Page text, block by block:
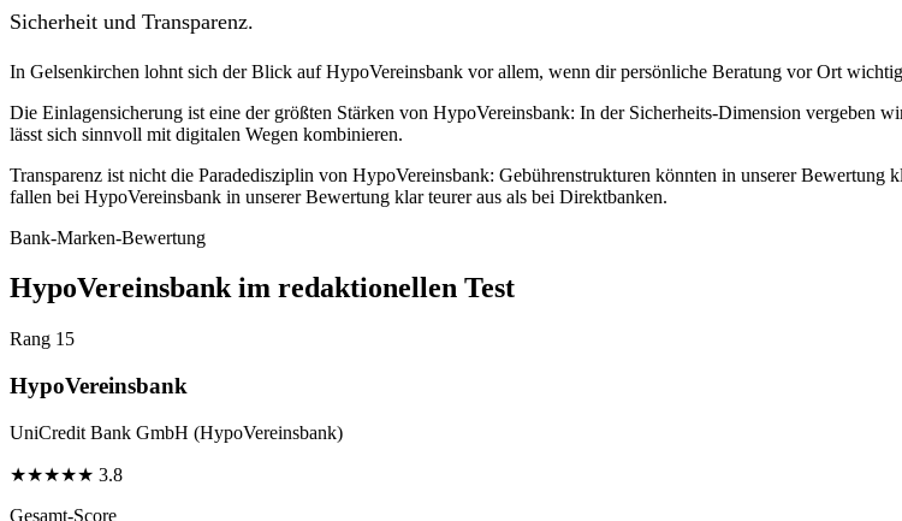
Sicherheit und Transparenz.
In Gelsenkirchen lohnt sich der Blick auf HypoVereinsbank vor allem, wenn dir persönliche Beratung vor Ort
Die Einlagensicherung ist eine der größten Stärken von HypoVereinsbank: In der Sicherheits-Dimension
lässt sich sinnvoll mit digitalen Wegen kombinieren.
Transparenz ist nicht die Paradedisziplin von HypoVereinsbank: Gebührenstrukturen könnten in unserer
fallen bei HypoVereinsbank in unserer Bewertung klar teurer aus als bei Direktbanken.
Bank-Marken-Bewertung
HypoVereinsbank im redaktionellen Test
Rang 15
HypoVereinsbank
UniCredit Bank GmbH (HypoVereinsbank)
★★★★★ 3.8
Gesamt-Score